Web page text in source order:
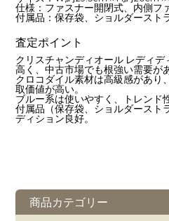
仕様：ファスナー開閉式、内側フ
付属品：保存袋、ショルダースト
査定ポイント
クリスチャンディオール レディ
高く、中古市場でも根強い需要が
クロコダイル素材は高級感があり
取価値が高い。
ブルー系は使いやすく、トレンド
付属品（保存袋、ショルダースト
ディション良好。
商品カテゴリー